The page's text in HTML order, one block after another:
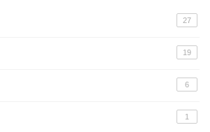
27
19
6
1